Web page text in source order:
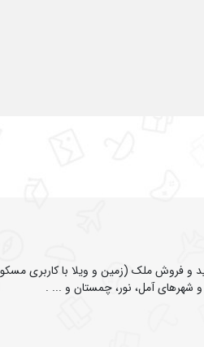
و فروش ملک (زمین و ویلا با کاربری
شهرهای آمل، نور، چمستان و ... .